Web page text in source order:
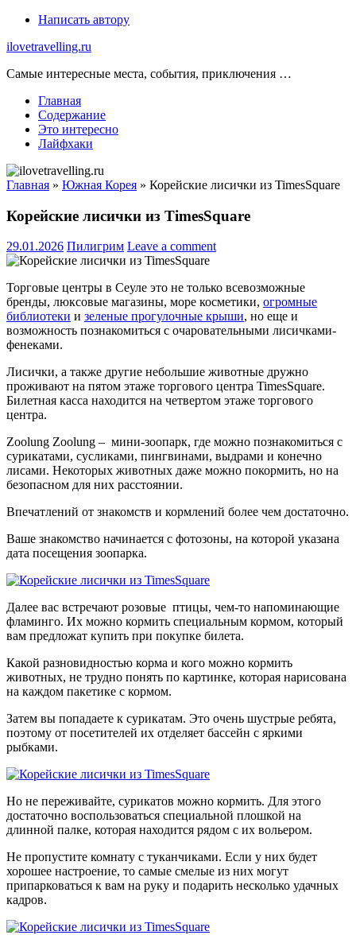
Skip
content
Написать автору
ilovetravelling.ru
Самые интересные места, события, приключения …
Главная
Содержание
Это интересно
Лайфхаки
Главная » Южная Корея » Корейские лисички из TimesSquare
Корейские лисички из TimesSquare
29.01.2026 Пилигрим Leave a comment
Торговые центры в Сеуле это не только всевозможные
бренды, люксовые магазины, море косметики, огромные
библиотеки и зеленые прогулочные крыши, но еще и
возможность познакомиться с очаровательными лисичками-
фенеками.
Лисички, а также другие небольшие животные дружно
проживают на пятом этаже торгового центра TimesSquare.
Билетная касса находится на четвертом этаже торгового
центра.
Zoolung Zoolung – мини-зоопарк, где можно познакомиться с
сурикатами, сусликами, пингвинами, выдрами и конечно
лисами. Некоторых животных даже можно покормить, но на
безопасном для них расстоянии.
Впечатлений от знакомств и кормлений более чем достаточно.
Ваше знакомство начинается с фотозоны, на которой указана
дата посещения зоопарка.
Далее вас встречают розовые птицы, чем-то напоминающие
фламинго. Их можно кормить специальным кормом, который
вам предложат купить при покупке билета.
Какой разновидностью корма и кого можно кормить
животных, не трудно понять по картинке, которая нарисована
на каждом пакетике с кормом.
Затем вы попадаете к сурикатам. Это очень шустрые ребята,
поэтому от посетителей их отделяет бассейн с яркими
рыбками.
Но не переживайте, сурикатов можно кормить. Для этого
достаточно воспользоваться специальной плошкой на
длинной палке, которая находится рядом с их вольером.
Не пропустите комнату с туканчиками. Если у них будет
хорошее настроение, то самые смелые из них могут
припарковаться к вам на руку и подарить несколько удачных
кадров.